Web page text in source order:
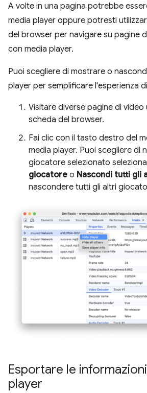
A volte in una pagina potrebbe
media player oppure potresti
del browser per navigare su pagine
con media player.
Puoi scegliere di mostrare o
player per semplificare l'esperienza
Visitare diverse pagine di video
scheda del browser.
Fai clic con il tasto destro del
media player. Puoi scegliere di
giocatore selezionato
giocatore o Nascondi tutti gli
nascondere tutti gli altri
Esportare le
player